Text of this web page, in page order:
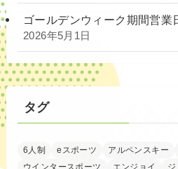
ゴールデンウィーク期間営業
2026年5月1日
タグ
6人制 eスポーツ アルペンスキー